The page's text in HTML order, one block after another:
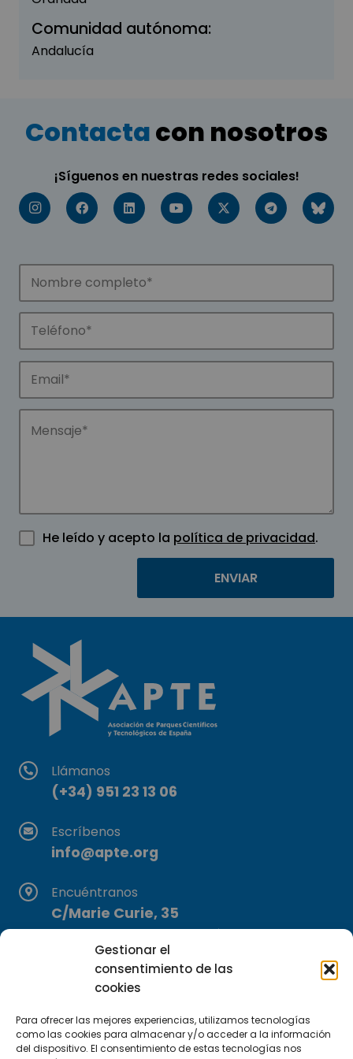
Gestionar el
consentimiento de las
cookies
Para ofrecer las mejores experiencias, utilizamos tecnologías
como las cookies para almacenar y/o acceder a la información
del dispositivo. El consentimiento de estas tecnologías nos
Comunidad autónoma:
Andalucía
Contactacon nosotros
¡Síguenos en nuestras redes sociales!
He leído y acepto la política de privacidad.
Llámanos
(+34) 951 23 13 06
Escríbenos
info@apte.org
Encuéntranos
C/Marie Curie, 35
29590 Campanillas, Málaga